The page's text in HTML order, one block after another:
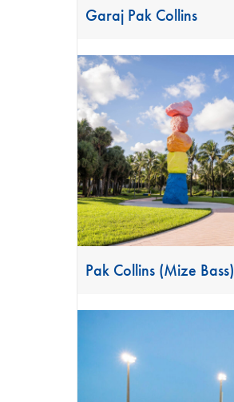
Garaj Pak Collins
Pak Collins (Mize Bass)